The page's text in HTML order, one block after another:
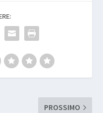
PROSSIMO